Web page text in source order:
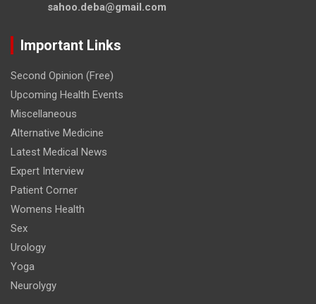
sahoo.deba@gmail.com
Important Links
Second Opinion (Free)
Upcoming Health Events
Miscellaneous
Alternative Medicine
Latest Medical News
Expert Interview
Patient Corner
Womens Health
Sex
Urology
Yoga
Neurolygy